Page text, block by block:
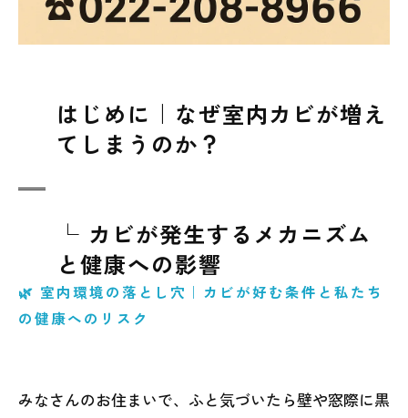
はじめに｜なぜ室内カビが増え
てしまうのか？
└ カビが発生するメカニズム
と健康への影響
🌿 室内環境の落とし穴｜カビが好む条件と私たち
の健康へのリスク
みなさんのお住まいで、ふと気づいたら壁や窓際に黒